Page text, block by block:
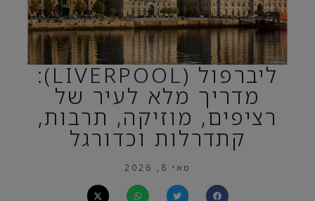
ליברפול (LIVERPOOL):
מדריך מלא לעיר של
רציפים, מוזיקה, תרבות,
קתדרלות וכדורגל
מאי 8, 2026